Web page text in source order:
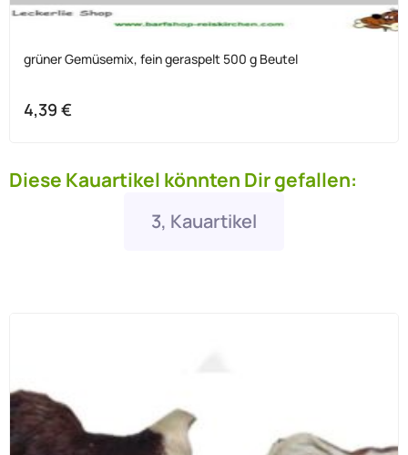
grüner Gemüsemix, fein geraspelt 500 g Beutel
4,39 €
Diese Kauartikel könnten Dir gefallen:
3, Kauartikel